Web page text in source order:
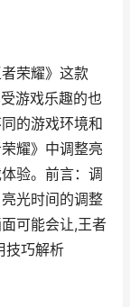
荣耀》这款
游戏乐趣的也
的游戏环境和
耀》中调整亮
验。前言：调
光时间的调整
可能会让,王者
技巧解析